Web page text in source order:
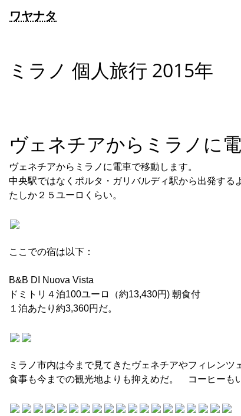
ワヤナタ
ミラノ 個人旅行 2015年
ヴェネチアからミラノに
ヴェネチアからミラノに電車で移動します。
中央駅ではなくポルタ・ガリバルディ駅から出発する
たしか２５ユーロくらい。
ここでの宿は以下：
B&B DI Nuova Vista
ドミトリ４泊100ユーロ（約13,430円) 朝食付
１泊あたり約3,360円だ。
ミラノ市内は今まで見てきたヴェネチアやフィレン
食事も今までの観光地よりも抑えめだ。 コーヒーも